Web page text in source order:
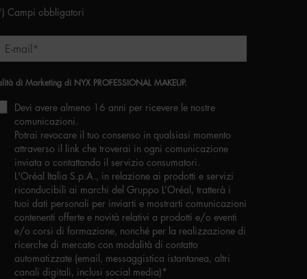
Campi obbligatori
E-mail *
di Marketing di NYX PROFESSIONAL MAKEUP.
Devi avere almeno 16 anni per ricevere le nostre
comunicazioni.
Potrai revocare il tuo consenso in qualsiasi momento
attraverso il link che troverai in ogni comunicazione
inviata o contattando il servizio consumatori.
L'Oréal Italia S.p.A., in relazione ai prodotti e servizi
riconducibili ai marchi del Gruppo L’Oréal, tratterà i
tuoi dati personali per inviarti e mostrarti comunicazioni
contenenti offerte e novità relativi a prodotti e/o eventi
e/o corsi di formazione, nonché per la realizzazione di
ricerche di mercato con modalità di contatto
automatizzate (email, messaggistica istantanea, altri
canali digitali, inclusi social media)*